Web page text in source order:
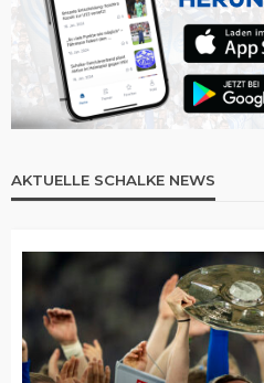
AKTUELLE SCHALKE NEWS